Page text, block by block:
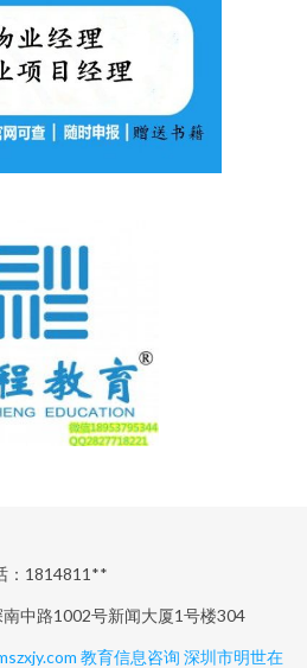
：1814811**
中路1002号新闻大厦1号楼304
教育信息咨询 深圳市明世在